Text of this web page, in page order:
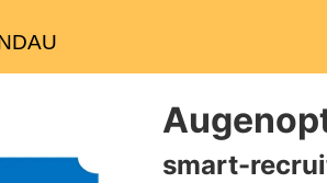
smart-